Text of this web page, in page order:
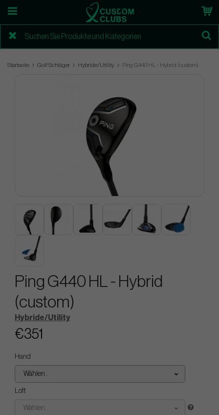
Startseite Golf Schläger Hybride/Utility Ping G440 HL - Hybrid (custom)
Ping G440 HL - Hybrid
(custom)
Hybride/Utility
€351
Hand
Wählen..
Loft
Wählen..